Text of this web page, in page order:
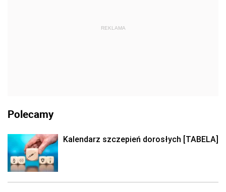
REKLAMA
Polecamy
Kalendarz szczepień dorosłych [TABELA]